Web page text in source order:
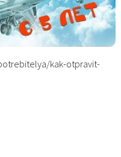
kak-otpravit-